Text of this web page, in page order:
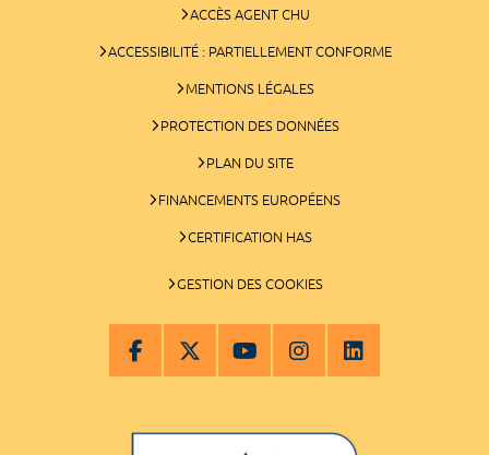
ACCÈS AGENT CHU
ACCESSIBILITÉ : PARTIELLEMENT CONFORME
MENTIONS LÉGALES
PROTECTION DES DONNÉES
PLAN DU SITE
FINANCEMENTS EUROPÉENS
CERTIFICATION HAS
GESTION DES COOKIES